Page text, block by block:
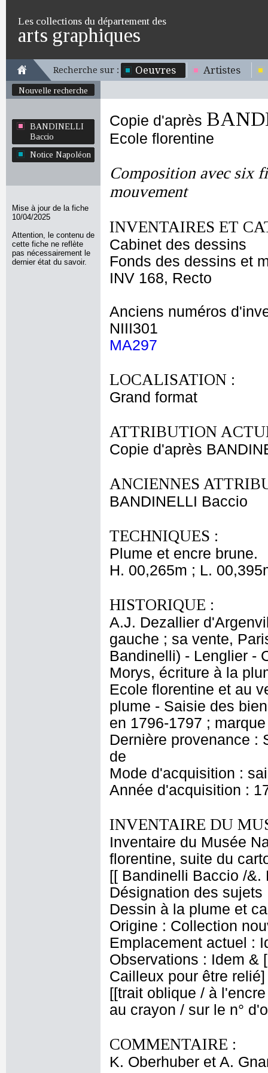
Les collections du département des
arts graphiques
Recherche sur : Oeuvres Artistes
Nouvelle recherche
BANDINELLI
Baccio
Notice Napoléon
Mise à jour de la fiche
10/04/2025
Attention, le contenu de
cette fiche ne reflète
pas nécessairement le
dernier état du savoir.
Copie d'après
Ecole florentine
Composition avec six
mouvement
INVENTAIRES ET
Cabinet des dessins
Fonds des dessins et
INV 168, Recto
Anciens numéros
NIII301
MA297
LOCALISATION :
Grand format
ATTRIBUTION
Copie d'après
ANCIENNES
BANDINELLI Baccio
TECHNIQUES :
Plume et encre brune.
H. 00,265m ; L.
HISTORIQUE :
A.J. Dezallier
gauche ; sa vente,
Bandinelli) - Lenglier -
Morys, écriture à la
Ecole florentine et au
plume - Saisie des
en 1796-1797 ;
Dernière provenance :
de
Mode d'acquisition :
Année d'acquisition :
INVENTAIRE DU
Inventaire du Musée
florentine, suite du
[[ Bandinelli Baccio /
Désignation des
Dessin à la plume et
Origine : Collection
Emplacement actuel :
Observations : Idem &
Cailleux pour être
[[trait oblique / à
au crayon / sur le n°
COMMENTAIRE :
K. Oberhuber et A.